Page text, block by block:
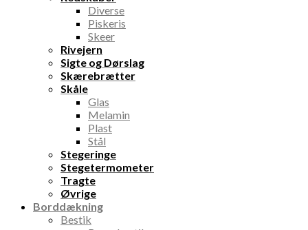
Diverse
Piskeris
Skeer
Rivejern
Sigte og Dørslag
Skærebrætter
Skåle
Glas
Melamin
Plast
Stål
Stegeringe
Stegetermometer
Tragte
Øvrige
Borddækning
Bestik